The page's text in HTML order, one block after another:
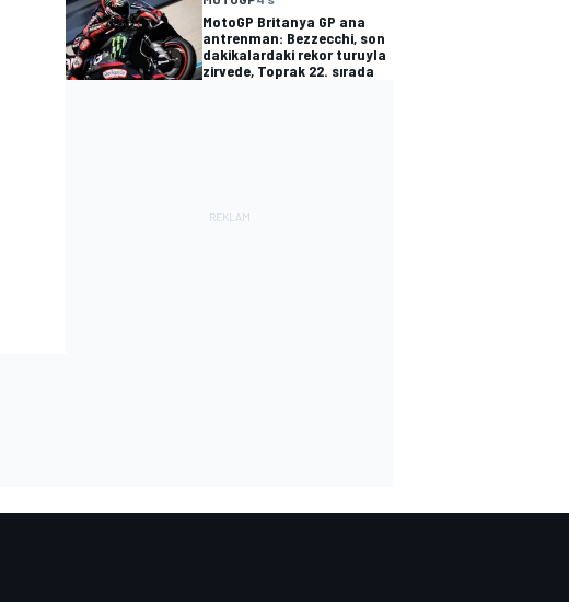
MotoGP Britanya GP ana
antrenman: Bezzecchi, son
dakikalardaki rekor turuyla
zirvede, Toprak 22. sırada